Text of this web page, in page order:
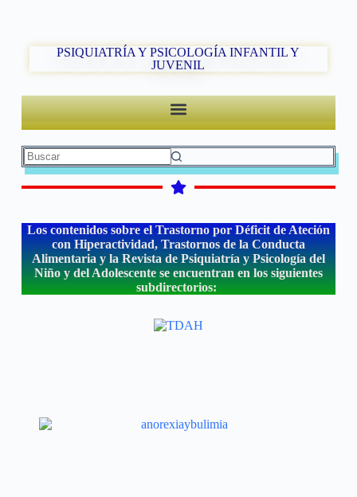
PSIQUIATRÍA Y PSICOLOGÍA INFANTIL Y
JUVENIL
Los contenidos sobre el Trastorno por Déficit de Ateción
con Hiperactividad, Trastornos de la Conducta
Alimentaria y la Revista de Psiquiatría y Psicología del
Niño y del Adolescente se encuentran en los siguientes
subdirectorios: